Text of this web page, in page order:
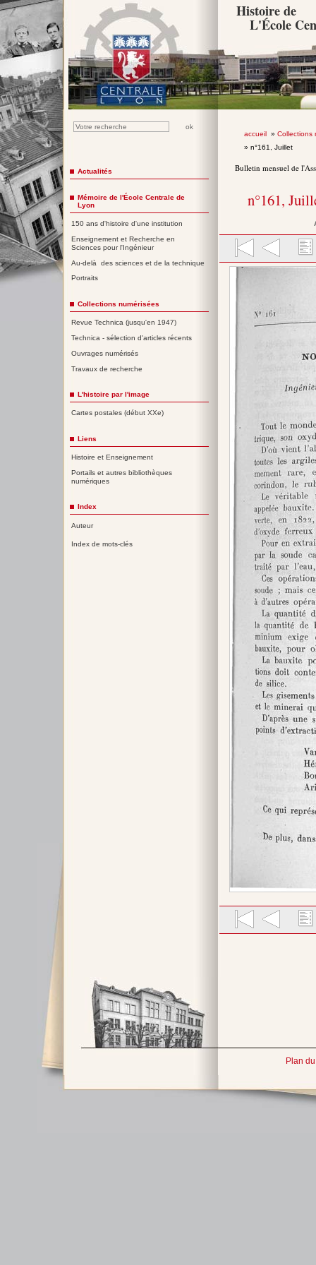
Histoire de
L'École
accueil» Collections
» n°161, Juillet
Bulletin mensuel de
n°161,
Actualités
Mémoire de l'École Centrale de
Lyon
150 ans d'histoire d'une institution
Enseignement et Recherche en
Sciences pour l'Ingénieur
Au-delà des sciences et de la technique
Portraits
Collections numérisées
Revue Technica (jusqu'en 1947)
Technica - sélection d'articles récents
Ouvrages numérisés
Travaux de recherche
L'histoire par l'image
Cartes postales (début XXe)
Liens
Histoire et Enseignement
Portails et autres bibliothèques
numériques
Index
Auteur
Index de mots-clés
Plan